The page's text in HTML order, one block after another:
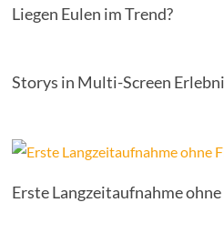
Liegen Eulen im Trend?
Storys in Multi-Screen
Erste Langzeitaufnahme